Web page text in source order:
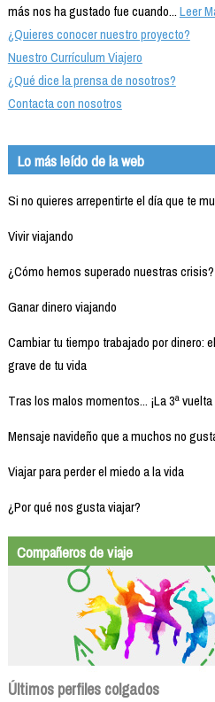
más nos ha gustado fue cuando...Leer
¿Quieres conocer nuestro proyecto?
Nuestro Currículum Viajero
¿Qué dice la prensa de nosotros?
Contacta con nosotros
Lo más leído de la web
Si no quieres arrepentirte el día que te
Vivir viajando
¿Cómo hemos superado nuestras crisis?
Ganar dinero viajando
Cambiar tu tiempo trabajado por dinero:
grave de tu vida
Tras los malos momentos... ¡La 3ª
Mensaje navideño que a muchos no
Viajar para perder el miedo a la vida
¿Por qué nos gusta viajar?
Compañeros de viaje
Últimos perfiles colgados